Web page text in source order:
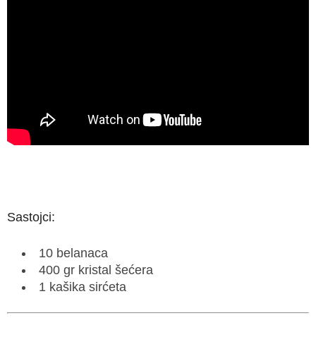
Sastojci:
10 belanaca
400 gr kristal šećera
1 kašika sirćeta